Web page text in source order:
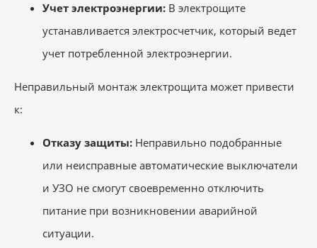
Учет электроэнергии: В электрощите
устанавливается электросчетчик, который ведет
учет потребленной электроэнергии.
Неправильный монтаж электрощита может привести
к:
Отказу защиты: Неправильно подобранные
или неисправные автоматические выключатели
и УЗО не смогут своевременно отключить
питание при возникновении аварийной
ситуации.